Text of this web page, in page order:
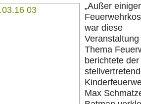
„Außer
war diese
Thema
berichtete der
Max